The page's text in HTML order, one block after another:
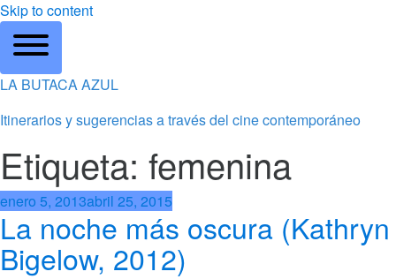
Skip to content
LA BUTACA AZUL
Itinerarios y sugerencias a través del cine contemporáneo
Etiqueta: femenina
enero 5, 2013abril 25, 2015
La noche más oscura (Kathryn
Bigelow, 2012)